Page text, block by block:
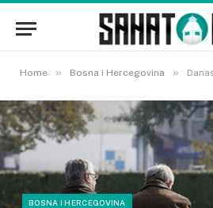
Home » Bosna i Hercegovina » Danas počela
BOSNA I HERCEGOVINA